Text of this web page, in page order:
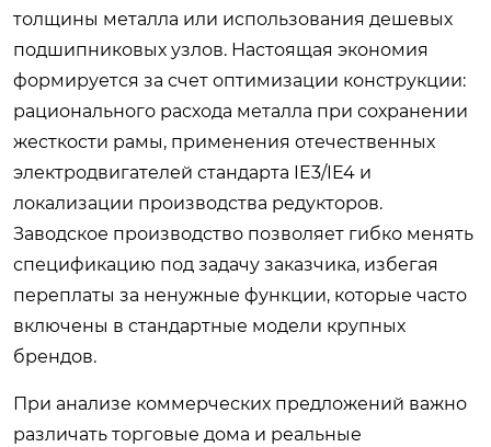
толщины металла или использования дешевых
подшипниковых узлов. Настоящая экономия
формируется за счет оптимизации конструкции:
рационального расхода металла при сохранении
жесткости рамы, применения отечественных
электродвигателей стандарта IE3/IE4 и
локализации производства редукторов.
Заводское производство позволяет гибко менять
спецификацию под задачу заказчика, избегая
переплаты за ненужные функции, которые часто
включены в стандартные модели крупных
брендов.
При анализе коммерческих предложений важно
различать торговые дома и реальные